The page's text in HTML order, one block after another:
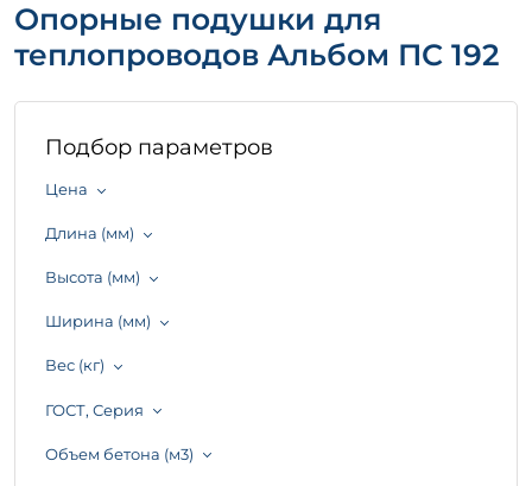
Опорные подушки для
теплопроводов Альбом ПС 192
Подбор параметров
Цена
Длина (мм)
Высота (мм)
Ширина (мм)
Вес (кг)
ГОСТ, Серия
Объем бетона (м3)